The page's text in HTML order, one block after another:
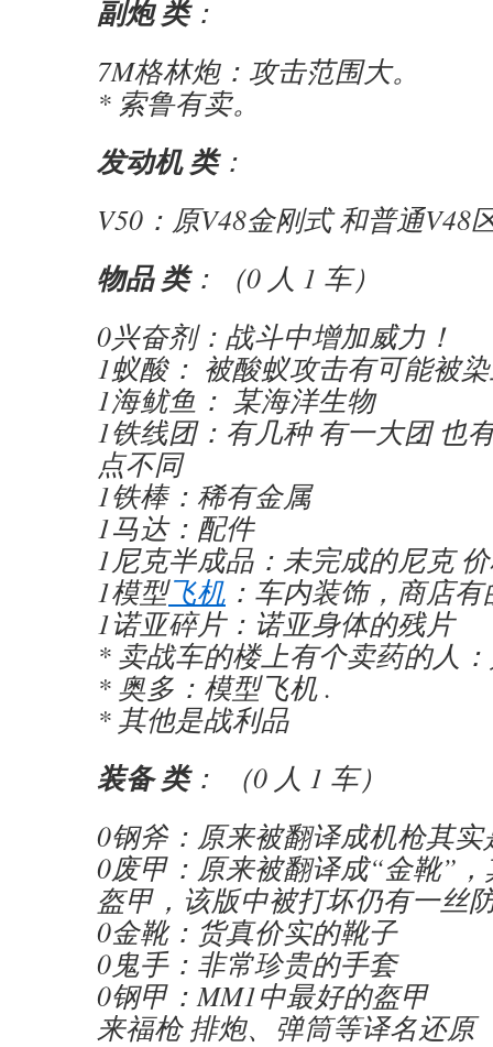
副炮 类：
7M格林炮：攻击范围大。
* 索鲁有卖。
发动机 类：
V50：原V48金刚式 和普通V48
物品 类：（0 人 1 车）
0兴奋剂：战斗中增加威力！
1蚁酸： 被酸蚁攻击有可能被
1海鱿鱼： 某海洋生物
1铁线团：有几种 有一大团 也
点不同
1铁棒：稀有金属
1马达：配件
1尼克半成品：未完成的尼克
1模型飞机 ：车内装饰，商店
1诺亚碎片：诺亚身体的残片
* 卖战车的楼上有个卖药的人
* 奥多：模型飞机 .
* 其他是战利品
装备 类： （0 人 1 车）
0钢斧：原来被翻译成机枪其实
0废甲：原来被翻译成“金靴”
盔甲，该版中被打坏仍有一丝
0金靴：货真价实的靴子
0鬼手：非常珍贵的手套
0钢甲：MM1中最好的盔甲
来福枪 排炮、弹筒等译名还原